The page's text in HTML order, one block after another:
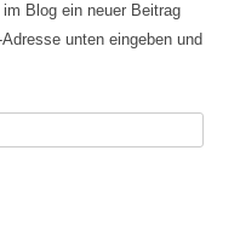
Blog ein neuer Beitrag
unten eingeben und